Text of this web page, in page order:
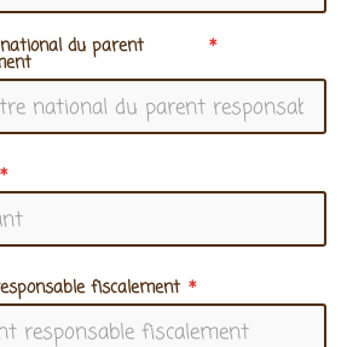
du parent
fiscalement